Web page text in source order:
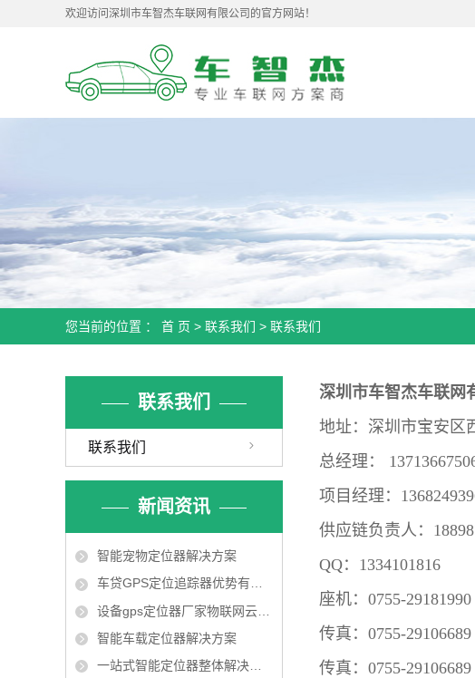
欢迎访问深圳市车智杰车联网有限公司的官方网站！
您当前的位置 ： 首 页 > 联系我们 > 联系我们
联系我们
联系我们
新闻资讯
智能宠物定位器解决方案
车贷GPS定位追踪器优势有哪些？如何选用车贷GPS
设备gps定位器厂家物联网云平台
智能车载定位器解决方案
一站式智能定位器整体解决方案
深圳市车智杰车联网
地址： 深圳市宝安区
总经理：
项目 经理：
供应链负责人：
QQ：1334101816
座机：0755-29181990
传真：0755-29106689
传真：0755-29106689